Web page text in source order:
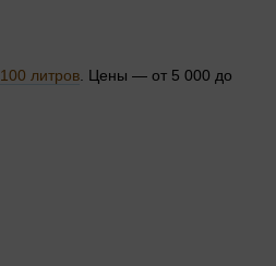
100 литров. Цены — от 5 000 до